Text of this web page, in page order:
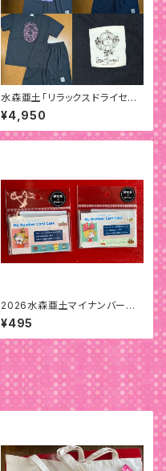
水森亜土「リラックスドライセット
アップ」
¥4,950
2026水森亜土マイナンバーカ
ードケース
¥495